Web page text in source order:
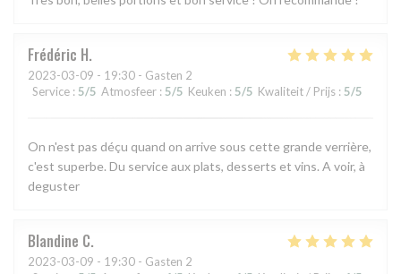
Frédéric H
2023-03-09 - 19:30 - Gasten 2
Service : 5/5 Atmosfeer : 5/5 Keuken : 5/5 Kwaliteit / Prijs : 5/5
On n'est pas déçu quand on arrive sous cette grande verrière,
c'est superbe. Du service aux plats, desserts et vins. A voir, à
deguster
Blandine C
2023-03-09 - 19:30 - Gasten 2